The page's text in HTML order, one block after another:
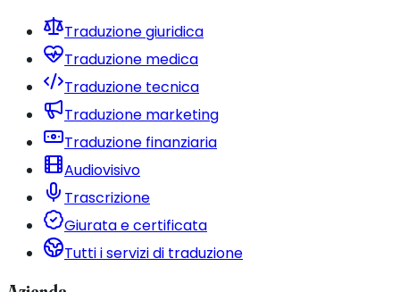
Traduzione giuridica
Traduzione medica
Traduzione tecnica
Traduzione marketing
Traduzione finanziaria
Audiovisivo
Trascrizione
Giurata e certificata
Tutti i servizi di traduzione